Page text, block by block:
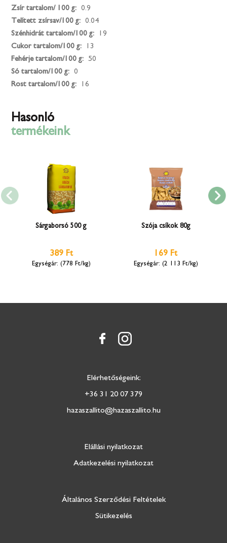
Zsír tartalom/ 100 g:
0.9
Telített zsírsav/100 g:
0.04
Szénhidrát tartalom/100 g:
19
Cukor tartalom/100 g:
13
Fehérje tartalom/100 g:
50
Só tartalom/100 g:
0
Rost tartalom/100 g:
16
Hasonló
termékeink
Sárgaborsó 500 g
389 Ft
(778 Ft/kg)
Szója csíkok 80g
169 Ft
(2 113 Ft/kg)
Elérhetőségeink:
+36 31 20 07 379
hazaszallito@hazaszallito.hu
Elállási nyilatkozat
Adatkezelési nyilatkozat
Általános Szerződési Feltételek
Sütikezelés